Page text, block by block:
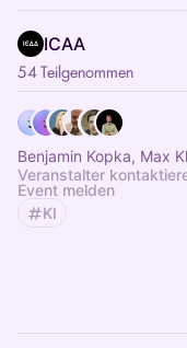
ICAA
54 Teilgenommen
Benjamin Kopka, Max
Veranstalter
Event melden
KI